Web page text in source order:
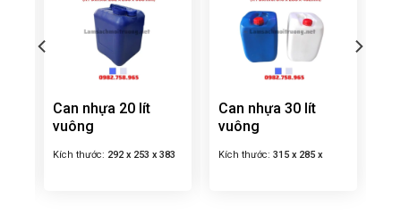
Can nhựa 20 lít
vuông
Kích thước: 292 x 253 x 383
Can nhựa 30 lít
vuông
Kích thước: 315 x 285 x